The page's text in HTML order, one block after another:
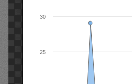
25
30